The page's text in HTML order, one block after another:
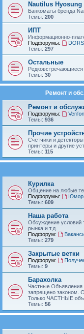
Nautilus Hyosung
Банкоматы бренда
Темы: 200
ИПТ
Информационно-
Подфорумы:
DORS,
Темы: 297
Остальные
Темы: 30
Ремонт и
Ремонт и
Подфорумы:
Темы: 936
Прочие
Счетчики и
принтеры и другие
Темы: 115
Курилка
Общение на любые
Подфорумы:
Юмор,
Темы: 609
Наша работа
Обсуждение условий
рынка и т.д.
Подфорум:
Темы: 279
Закрытые ветки
Подфорум:
Темы: 9
Барахолка
Частные Объявления
запрещено законом.
Только ЧАСТНЫЕ
Темы: 56